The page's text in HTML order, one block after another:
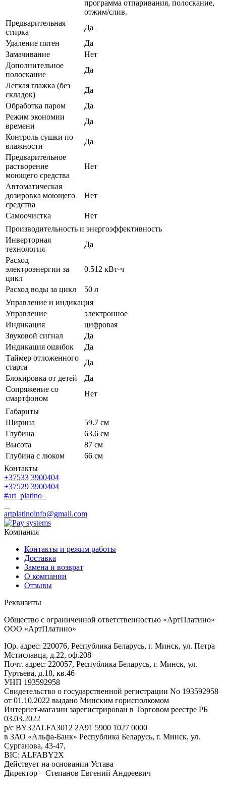
программа отпаривания, полоскание,
отжим/слив.
Предварительная
стирка
Да
Удаление пятен
Да
Замачивание
Нет
Дополнительное
полоскание
Да
Легкая глажка (без
складок)
Да
Обработка паром
Да
Режим экономии
времени
Да
Контроль сушки по
влажности
Да
Предварительное
растворение
моющего средства
Нет
Автоматическая
дозировка моющего
средства
Нет
Самоочистка
Нет
Производительность и энергоэффективность
Инверторная
технология
Да
Расход
электроэнергии за
цикл
0.512 кВт·ч
Расход воды за цикл
50 л
Управление и индикация
Управление
электронное
Индикация
цифровая
Звуковой сигнал
Да
Индикация ошибок
Да
Таймер отложенного
старта
Да
Блокировка от детей
Да
Сопряжение со
смартфоном
Нет
Габариты
Ширина
59.7 см
Глубина
63.6 см
Высота
87 см
Глубина с люком
66 см
Контакты
+37533 3900404
+37529 3900404
#art_platino
artplatinoinfo@gmail.com
Компания
Контакты и режим работы
Доставка
Замена и возврат
О компании
Отзывы
Реквизиты
Общество с ограниченной ответственностью «АртПлатино»
ООО «АртПлатино»
Юр. адрес: 220076, Республика Беларусь, г. Минск, ул. Петра
Мстиславца, д.22, оф.208
Почт. адрес: 220057, Республика Беларусь, г. Минск, ул.
Гуртьева, д.18, кв.46
УНП 193592958
Свидетельство о государственной регистрации No 193592958
от 01.10.2022 выдано Минским горисполкомом
Интернет-магазин зарегистрирован в Торговом реестре РБ
03.03.2022
р/с BY32ALFA3012 2A91 5900 1027 0000
в ЗАО «Альфа-Банк» Республика Беларусь, г. Минск, ул.
Сурганова, 43-47,
BIC: ALFABY2X
Действует на основании Устава
Директор – Степанов Евгений Андреевич